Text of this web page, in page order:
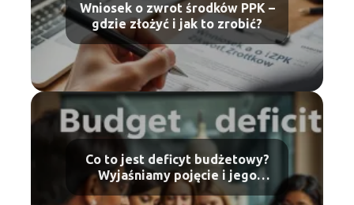
Wniosek o zwrot środków PPK –
gdzie złożyć i jak to zrobić?
Co to jest deficyt budżetowy?
Wyjaśniamy pojęcie i jego
skutki